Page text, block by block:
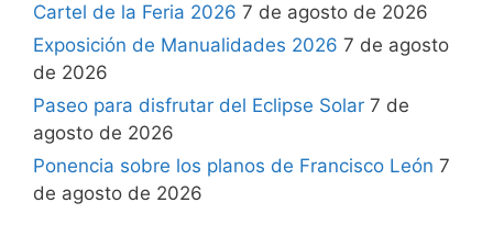
Cartel de la Feria 2026 7 de agosto de 2026
Exposición de Manualidades 2026 7 de agosto
de 2026
Paseo para disfrutar del Eclipse Solar 7 de
agosto de 2026
Ponencia sobre los planos de Francisco León 7
de agosto de 2026